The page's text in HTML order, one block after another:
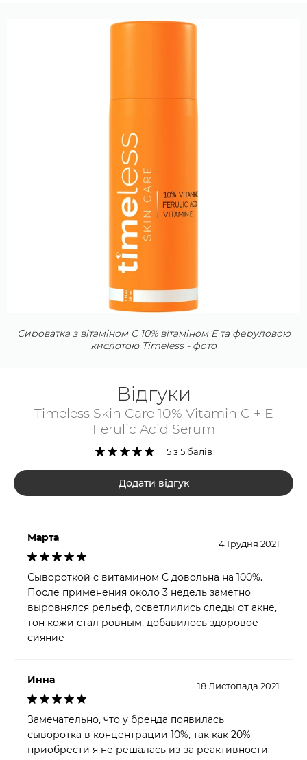
активно загоює. Також саме вітамін C добре підсилює
зовнішніми факторами.
Timeless, маючи ніжну і легку
консистенцію, прекрасно вбирається і не залишає
зовсім ніяких слідів на шкірі. Купити її однозначно
варто, якщо ви хочете наситити шкіру, вирівняти її тон
і прибрати почервоніння, підтримати УФ-захист і
Сироватка з вітаміном С 10% вітаміном Е та феруловою
кислотою Timeless - фото
Відгуки
Timeless Skin Care 10% Vitamin C + E
Ferulic Acid Serum
5 з 5 балів
Додати відгук
Марта 4 Грудня 2021
Сывороткой с витамином С довольна на 100%.
После применения около 3 недель заметно
выровнялся рельеф, осветлились следы от акне,
тон кожи стал ровным, добавилось здоровое
сияние
Инна 18 Листопада 2021
Замечательно, что у бренда появилась
сыворотка в концентрации 10%, так как 20%
приобрести я не решалась из-за реактивности